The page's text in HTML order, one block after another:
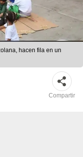
hacen fila en un
Compartir